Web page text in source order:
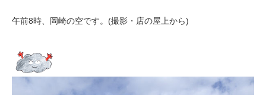
午前8時、岡崎の空です。(撮影・店の屋上から)